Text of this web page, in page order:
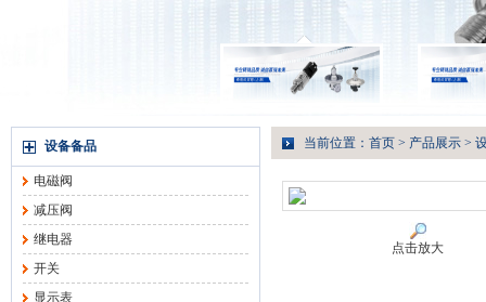
设备备品
电磁阀
减压阀
继电器
开关
显示表
当前位置： 首页 > 产品展示 >
点击放大